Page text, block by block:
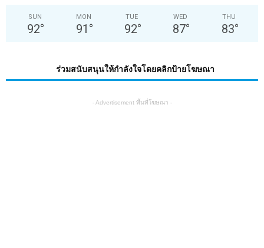
SUN
92°
MON
91 °
TUE
92°
WED
87°
THU
83°
ร่วมสนับสนุนให้กำลังใจโดยคลิกป้ายโฆษณา
- Advertisement พื้นที่โฆษณา -